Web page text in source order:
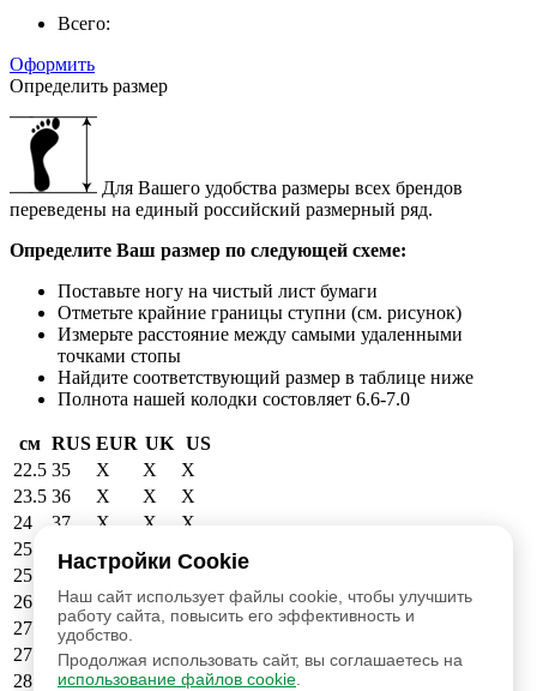
Настройки Cookie
Наш сайт использует файлы cookie, чтобы улучшить
работу сайта, повысить его эффективность и
удобство.
Продолжая использовать сайт, вы соглашаетесь на
использование файлов cookie
Всего:
Оформить
Определить размер
Для Вашего удобства размеры всех брендов
переведены на единый российский размерный ряд.
Определите Ваш размер по следующей схеме:
Поставьте ногу на чистый лист бумаги
Отметьте крайние границы ступни (см. рисунок)
Измерьте расстояние между самыми удаленными
точками стопы
Найдите соответствующий размер в таблице ниже
Полнота нашей колодки состовляет 6.6-7.0
см RUS EUR UK US
22.5 35 X X
X
23.5 36 X X
X
24
37 X X
X
25
6
25.5
39 40 6.5
7
26.5
40 41 7.5
8
27
41 42 8
8.5
27.5
42 43 9
9.5
28.5
43 44 9.5 10